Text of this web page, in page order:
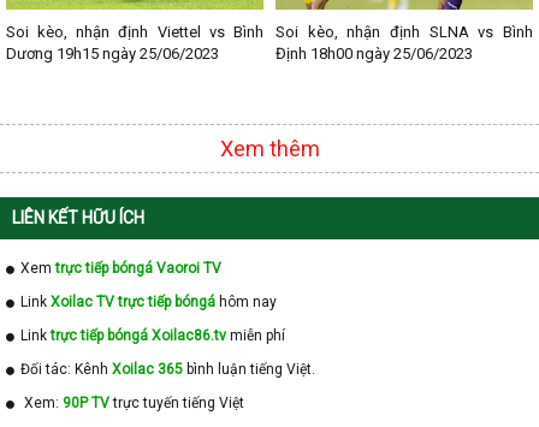
Soi kèo, nhận định Viettel vs Bình
Dương 19h15 ngày 25/06/2023
Soi kèo, nhận định SLNA vs Bình
Định 18h00 ngày 25/06/2023
Xem thêm
LIÊN KẾT HỮU ÍCH
Xemtrực tiếp bóngá Vaoroi TV
Link Xoilac TV trực tiếp bóngá hôm nay
Linktrực tiếp bóngá Xoilac86.tv miễn phí
Đối tác: Kênh Xoilac 365 bình luận tiếng Việt.
Xem: 90P TVtrực tuyến tiếng Việt